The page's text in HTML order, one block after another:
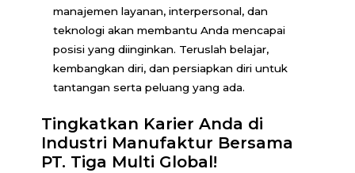
manajemen layanan, interpersonal, dan
teknologi akan membantu Anda mencapai
posisi yang diinginkan. Teruslah belajar,
kembangkan diri, dan persiapkan diri untuk
tantangan serta peluang yang ada.
Tingkatkan Karier Anda di
Industri Manufaktur Bersama
PT. Tiga Multi Global!